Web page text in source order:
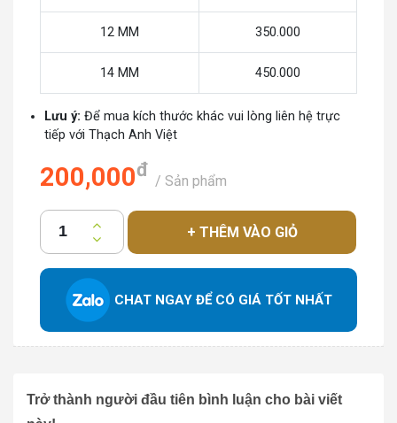
12 MM 350.000
14 MM 450.000
Lưu ý: Để mua kích thước khác vui lòng liên hệ trực
tiếp với Thạch Anh Việt
200,000đ
/ Sản phẩm
+ THÊM VÀO GIỎ
CHAT NGAY ĐỂ CÓ GIÁ TỐT NHẤT
Trở thành người đầu tiên bình luận cho bài viết